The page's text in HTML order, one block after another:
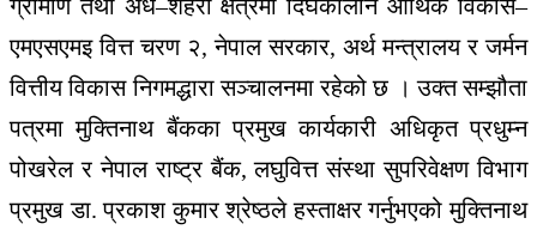
ग्रामीण तथा अर्ध–शहरी क्षेत्रमा दिर्घकालीन आर्थिक विकास–
एमएसएमइ वित्त चरण २, नेपाल सरकार, अर्थ मन्त्रालय र जर्मन
वित्तीय विकास निगमद्धारा सञ्चालनमा रहेको छ । उक्त सम्झौता
पत्रमा मुक्तिनाथ बैंकका प्रमुख कार्यकारी अधिकृत प्रधुम्न
पोखरेल र नेपाल राष्ट्र बैंक, लघुवित्त संस्था सुपरिवेक्षण विभाग
प्रमुख डा. प्रकाश कुमार श्रेष्ठले हस्ताक्षर गर्नुभएको मुक्तिनाथ